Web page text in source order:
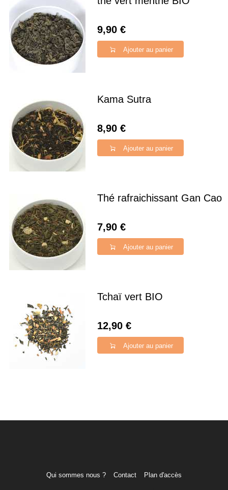
9,90 €
Ajouter au panier
Kama Sutra
8,90 €
Ajouter au panier
Thé rafraichissant Gan Cao
7,90 €
Ajouter au panier
Tchaï vert BIO
12,90 €
Ajouter au panier
Qui sommes nous ? Contact Plan d'accès